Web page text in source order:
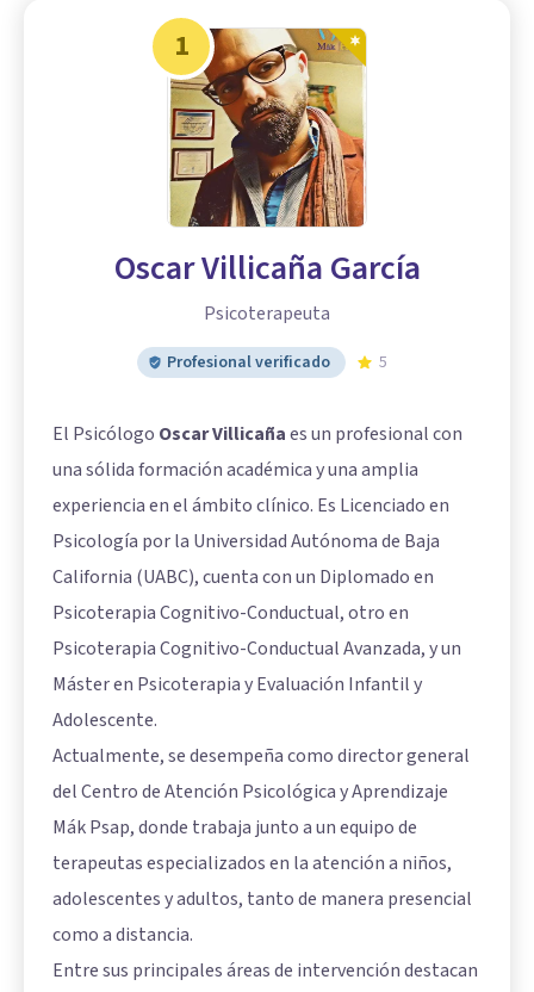
1
Oscar Villicaña García
Psicoterapeuta
Profesional verificado 5
El Psicólogo Oscar Villicañaes un profesional con
una sólida formación académica y una amplia
experiencia en el ámbito clínico. Es Licenciado en
Psicología por la Universidad Autónoma de Baja
California (UABC), cuenta con un Diplomado en
Psicoterapia Cognitivo-Conductual, otro en
Psicoterapia Cognitivo-Conductual Avanzada, y un
Máster en Psicoterapia y Evaluación Infantil y
Adolescente.
Actualmente, se desempeña como director general
del Centro de Atención Psicológica y Aprendizaje
Mák Psap, donde trabaja junto a un equipo de
terapeutas especializados en la atención a niños,
adolescentes y adultos, tanto de manera presencial
como a distancia.
Entre sus principales áreas de intervención destacan